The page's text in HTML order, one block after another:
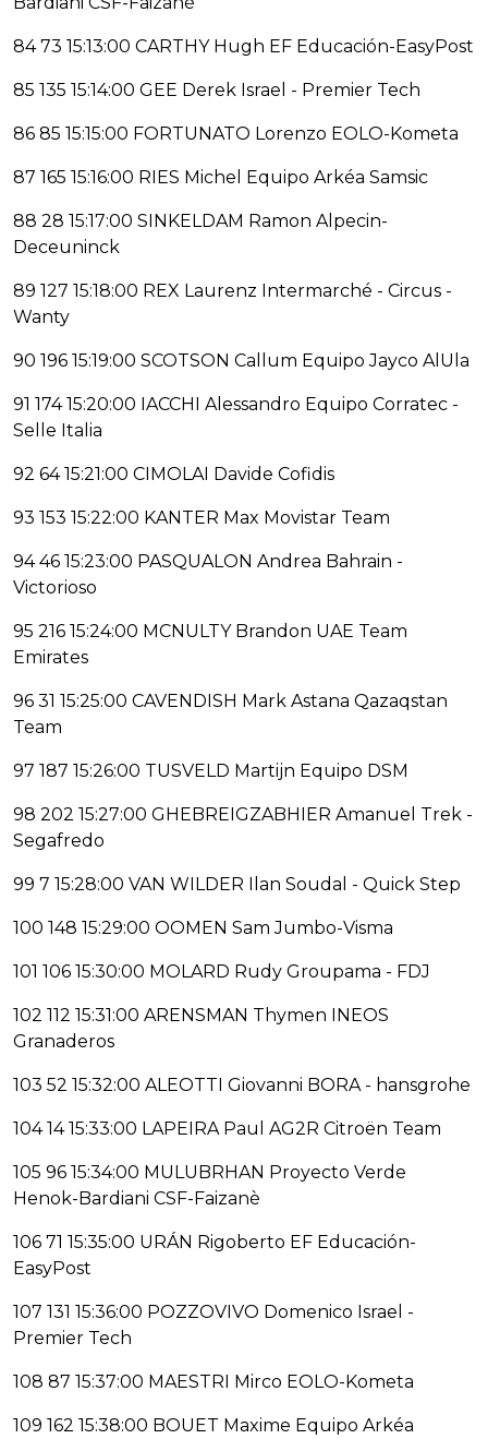
84 73 15:13:00 CARTHY Hugh EF Educación-EasyPost
85 135 15:14:00 GEE Derek Israel - Premier Tech
86 85 15:15:00 FORTUNATO Lorenzo EOLO-Kometa
87 165 15:16:00 RIES Michel Equipo Arkéa Samsic
88 28 15:17:00 SINKELDAM Ramon Alpecin-
Deceuninck
89 127 15:18:00 REX Laurenz Intermarché - Circus -
Wanty
90 196 15:19:00 SCOTSON Callum Equipo Jayco AlUla
91 174 15:20:00 IACCHI Alessandro Equipo Corratec -
Selle Italia
92 64 15:21:00 CIMOLAI Davide Cofidis
93 153 15:22:00 KANTER Max Movistar Team
94 46 15:23:00 PASQUALON Andrea Bahrain -
Victorioso
95 216 15:24:00 MCNULTY Brandon UAE Team
Emirates
96 31 15:25:00 CAVENDISH Mark Astana Qazaqstan
Team
97 187 15:26:00 TUSVELD Martijn Equipo DSM
98 202 15:27:00 GHEBREIGZABHIER Amanuel Trek -
Segafredo
99 7 15:28:00 VAN WILDER Ilan Soudal - Quick Step
100 148 15:29:00 OOMEN Sam Jumbo-Visma
101 106 15:30:00 MOLARD Rudy Groupama - FDJ
102 112 15:31:00 ARENSMAN Thymen INEOS
Granaderos
103 52 15:32:00 ALEOTTI Giovanni BORA - hansgrohe
104 14 15:33:00 LAPEIRA Paul AG2R Citroën Team
105 96 15:34:00 MULUBRHAN Proyecto Verde
Henok-Bardiani CSF-Faizanè
106 71 15:35:00 URÁN Rigoberto EF Educación-
EasyPost
107 131 15:36:00 POZZOVIVO Domenico Israel -
Premier Tech
108 87 15:37:00 MAESTRI Mirco EOLO-Kometa
109 162 15:38:00 BOUET Maxime Equipo Arkéa